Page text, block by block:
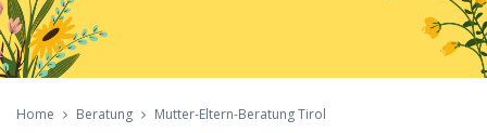
Home Beratung Mutter-Eltern-Beratung Tirol